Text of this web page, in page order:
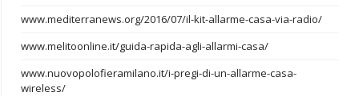
www.mediterranews.org/2016/07/il-kit-allarme-casa-via-radio/
www.melitoonline.it/guida-rapida-agli-allarmi-casa/
www.nuovopolofieramilano.it/i-pregi-di-un-allarme-casa-
wireless/